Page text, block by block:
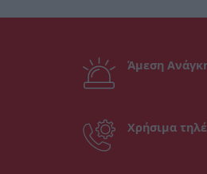
Άμεση
Χρήσιμα